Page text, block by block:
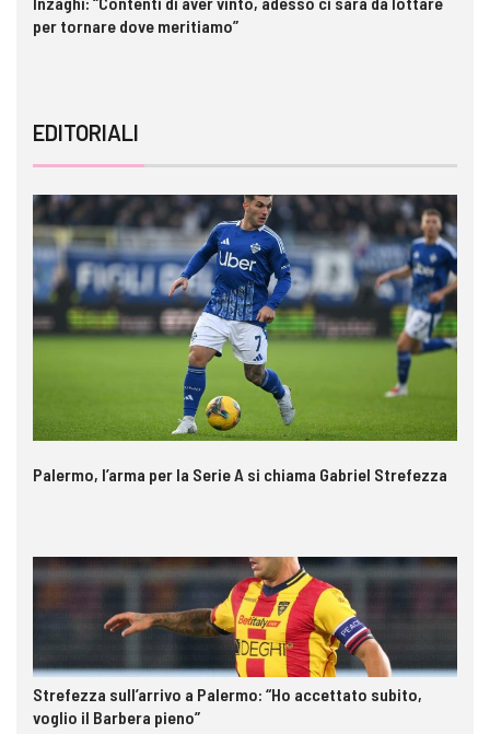
per tornare dove meritiamo”
EDITORIALI
Palermo, l’arma per la Serie A si chiama Gabriel Strefezza
Strefezza sull’arrivo a Palermo: “Ho accettato subito,
voglio il Barbera pieno”